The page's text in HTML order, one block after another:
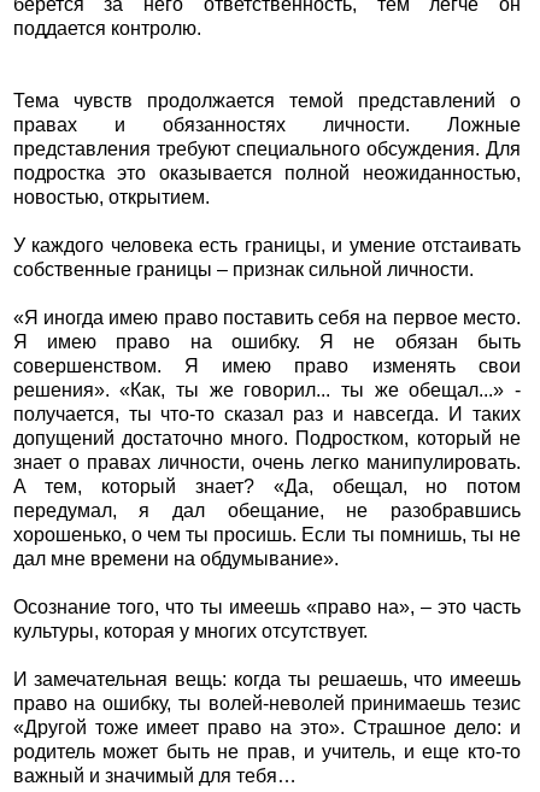
берется за него ответственность, тем легче он
поддается контролю.
Тема чувств продолжается темой представлений о
правах и обязанностях личности. Ложные
представления требуют специального обсуждения. Для
подростка это оказывается полной неожиданностью,
новостью, открытием.
У каждого человека есть границы, и умение отстаивать
собственные границы – признак сильной личности.
«Я иногда имею право поставить себя на первое место.
Я имею право на ошибку. Я не обязан быть
совершенством. Я имею право изменять свои
решения». «Как, ты же говорил... ты же обещал...» -
получается, ты что-то сказал раз и навсегда. И таких
допущений достаточно много. Подростком, который не
знает о правах личности, очень легко манипулировать.
А тем, который знает? «Да, обещал, но потом
передумал, я дал обещание, не разобравшись
хорошенько, о чем ты просишь. Если ты помнишь, ты не
дал мне времени на обдумывание».
Осознание того, что ты имеешь «право на», – это часть
культуры, которая у многих отсутствует.
И замечательная вещь: когда ты решаешь, что имеешь
право на ошибку, ты волей-неволей принимаешь тезис
«Другой тоже имеет право на это». Страшное дело: и
родитель может быть не прав, и учитель, и еще кто-то
важный и значимый для тебя…